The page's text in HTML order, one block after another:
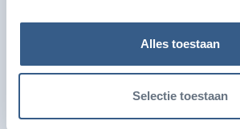
Alles toestaan
Selectie toestaan
Burgers' Zoo opent Desert na